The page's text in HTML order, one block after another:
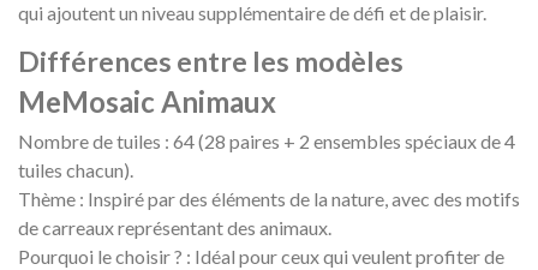
qui ajoutent un niveau supplémentaire de défi et de plaisir.
Différences entre les modèles
MeMosaic Animaux
Nombre de tuiles : 64 (28 paires + 2 ensembles spéciaux de 4
tuiles chacun).
Thème : Inspiré par des éléments de la nature, avec des motifs
de carreaux représentant des animaux.
Pourquoi le choisir ? : Idéal pour ceux qui veulent profiter de